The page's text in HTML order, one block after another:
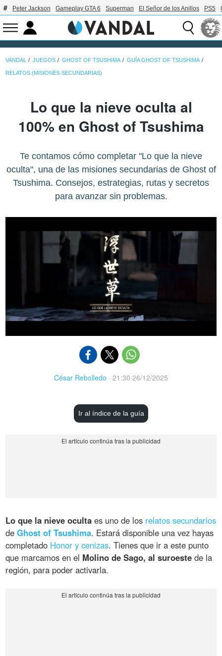
Peter Jackson Gameplay GTA 6 Superman El Señor de los Anillos PS5
VANDAL JUEGOS GHOST OF TSUSHIMA GUÍA GHOST OF TSUSHIMA
RELATOS (MISIONES SECUNDARIAS)
Lo que la nieve oculta al
100% en Ghost of Tsushima
Te contamos cómo completar "Lo que la nieve
oculta", una de las misiones secundarias de Ghost of
Tsushima. Consejos, estrategias, rutas y secretos
para avanzar sin problemas.
César Rebolledo · 21:30 26/12/2025
Ir al índice de la guía
Lo que la nieve oculta es uno de los relatos secundarios
deGhost of Tsushima. Estará disponible una vez hayas
completado Honor y cenizas. Tienes que ir a este punto
que marcamos en el Molino de Sago, al suroeste de la
región, para poder activarla.